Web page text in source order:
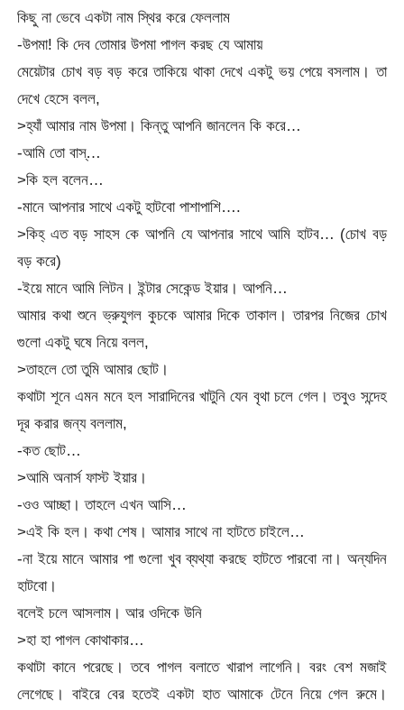
কিছু না ভেবে একটা নাম স্থির করে ফেললাম
-উপমা! কি দেব তোমার উপমা পাগল করছ যে আমায়
মেয়েটার চোখ বড় বড় করে তাকিয়ে থাকা দেখে একটু ভয় পেয়ে বসলাম। তা
দেখে হেসে বলল,
>হ্যাঁ আমার নাম উপমা। কিন্তু আপনি জানলেন কি করে…
-আমি তো বাস্…
>কি হল বলেন…
-মানে আপনার সাথে একটু হাটবো পাশাপাশি….
>কিহ্ এত বড় সাহস কে আপনি যে আপনার সাথে আমি হাটব… (চোখ বড়
বড় করে)
-ইয়ে মানে আমি লিটন। ইন্টার সেকেন্ড ইয়ার। আপনি…
আমার কথা শুনে ভ্রুযুগল কুচকে আমার দিকে তাকাল। তারপর নিজের চোখ
গুলো একটু ঘষে নিয়ে বলল,
>তাহলে তো তুমি আমার ছোট।
কথাটা শূনে এমন মনে হল সারাদিনের খাটুনি যেন বৃথা চলে গেল। তবুও সন্দেহ
দূর করার জন্য বললাম,
-কত ছোট…
>আমি অনার্স ফাস্ট ইয়ার।
-ওও আচ্ছা। তাহলে এখন আসি…
>এই কি হল। কথা শেষ। আমার সাথে না হাটতে চাইলে…
-না ইয়ে মানে আমার পা গুলো খুব ব্যথ্যা করছে হাটতে পারবো না। অন্যদিন
হাটবো।
বলেই চলে আসলাম। আর ওদিকে উনি
>হা হা পাগল কোথাকার…
কথাটা কানে পরেছে। তবে পাগল বলাতে খারাপ লাগেনি। বরং বেশ মজাই
লেগেছে। বাইরে বের হতেই একটা হাত আমাকে টেনে নিয়ে গেল রুমে।